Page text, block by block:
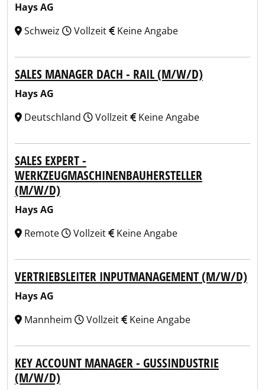
Hays AG
Schweiz
Vollzeit Keine Angabe
SALES MANAGER DACH - RAIL (M/W/D)
Hays AG
Deutschland
Vollzeit Keine Angabe
SALES EXPERT -
WERKZEUGMASCHINENBAUHERSTELLER
(M/W/D)
Hays AG
Remote
Vollzeit Keine Angabe
VERTRIEBSLEITER INPUTMANAGEMENT (M/W/D)
Hays AG
Mannheim
Vollzeit Keine Angabe
KEY ACCOUNT MANAGER - GUSSINDUSTRIE
(M/W/D)